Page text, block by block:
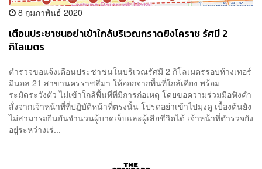
8 กุมภาพันธ์ 2020
เตือนประชาชนอย่าเข้าใกล้บริเวณกราดยิงโคราช รัศมี 2
กิโลเมตร
ตำรวจขอแจ้งเตือนประชาชนในบริเวณรัศมี 2 กิโลเมตรรอบห้างเทอร์
มินอล 21 สาขานครราชสีมา ให้ออกจากพื้นที่ใกล้เคียง พร้อม
ระมัดระวังตัว ไม่เข้าใกล้พื้นที่ที่มีการก่อเหตุ โดยขอความร่วมมือฟังคำ
สั่งจากเจ้าหน้าที่ที่ปฏิบัติหน้าที่ตรงนั้น โปรดอย่าเข้าไปมุงดู เบื้องต้นยัง
ไม่สามารถยืนยันจำนวนผู้บาดเจ็บและผู้เสียชีวิตได้ เจ้าหน้าที่ตำรวจยัง
อยู่ระหว่างเร่...